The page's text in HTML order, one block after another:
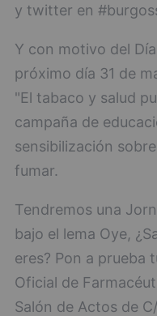
y twitter en
Y con motivo del
próximo día 31 de
"El tabaco y salud
campaña de
sensibilización
fumar.
Tendremos una
bajo el lema Oye,
eres? Pon a prueba
Oficial de
Salón de Actos de